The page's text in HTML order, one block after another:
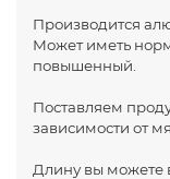
Производится
Может иметь
повышенный.
Поставляем
зависимости от
Длину вы можете